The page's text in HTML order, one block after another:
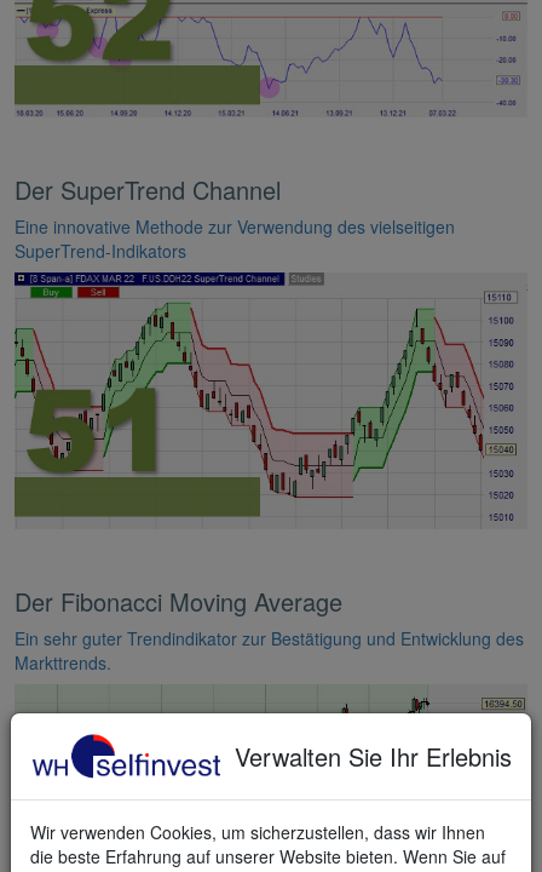
Der SuperTrend Channel
Eine innovative Methode zur Verwendung des vielseitigen
SuperTrend-Indikators
Der Fibonacci Moving Average
Ein sehr guter Trendindikator zur Bestätigung und Entwicklung des
Markttrends.
Verwalten Sie Ihr Erlebnis
Wir verwenden Cookies, um sicherzustellen, dass wir Ihnen
die beste Erfahrung auf unserer Website bieten. Wenn Sie auf